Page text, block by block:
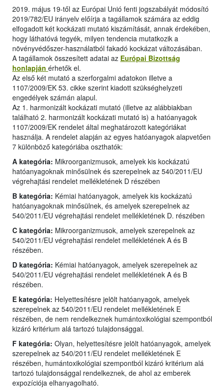
2019. május 19-től az Európai Unió fenti jogszabályát módosító
2019/782/EU irányelv előírja a tagállamok számára az eddig
elfogadott két kockázati mutató kiszámítását, annak érdekében,
hogy láthatóvá tegyék, milyen tendencia mutatkozik a
növényvédőszer-használatból fakadó kockázat változásában.
A tagállamok összesített adatai az Európai Bizottság
honlapján érhetők el.
Az első két mutató a szerforgalmi adatokon illetve a
1107/2009/EK 53. cikke szerint kiadott szükséghelyzeti
engedélyek számán alapul.
Az 1. harmonizált kockázati mutató (illetve az alábbiakban
található 2. harmonizált kockázati mutató is) a hatóanyagok
1107/2009/EK rendelet által meghatározott kategóriákat
használja. A rendelet alapján az egyes hatóanyagok alapvetően
7 különböző kategóriába oszthatók:
A kategória: Mikroorganizmusok, amelyek kis kockázatú
hatóanyagoknak minősülnek és szerepelnek az 540/2011/EU
végrehajtási rendelet mellékletének D részében
B kategória: Kémiai hatóanyagok, amelyek kis kockázatú
hatóanyagoknak minősülnek, és amelyek szerepelnek az
540/2011/EU végrehajtási rendelet mellékletének D. részében
C kategória: Mikroorganizmusok, amelyek szerepelnek az
540/2011/EU végrehajtási rendelet mellékletének A és B
részében.
D kategória: Kémiai hatóanyagok, amelyek szerepelnek az
540/2011/EU végrehajtási rendelet mellékletének A és B
részében.
E kategória: Helyettesítésre jelölt hatóanyagok, amelyek
szerepelnek az 540/2011/EU rendelet mellékletének E
részében, de nem rendelkeznek humántoxikológiai szempontból
kizáró kritérium alá tartozó tulajdonsággal.
F kategória: Olyan, helyettesítésre jelölt hatóanyagok, amelyek
szerepelnek az 540/2011/EU rendelet mellékletének E
részében, humántoxikológiai szempontból kizáró kritérium alá
tartozó tulajdonsággal rendelkeznek, de ahol az emberek
expozíciója elhanyagolható.